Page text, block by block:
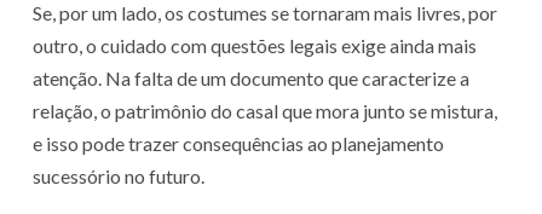
Se, por um lado, os costumes se tornaram mais livres, por
outro, o cuidado com questões legais exige ainda mais
atenção. Na falta de um documento que caracterize a
relação, o patrimônio do casal que mora junto se mistura,
e isso pode trazer consequências ao planejamento
sucessório no futuro.